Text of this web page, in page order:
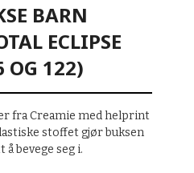
BARN
ECLIPSE
OG 122)
fra Creamie med helprint
stoffet gjør buksen
å bevege seg i.